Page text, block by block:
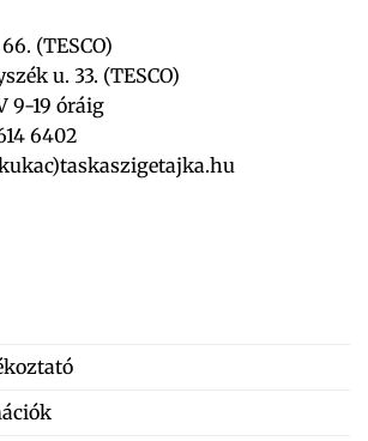
(TESCO)
u. 33. (TESCO)
9-19 óráig
6402